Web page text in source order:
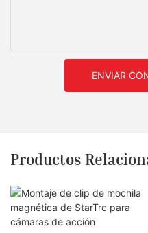
ENVIAR
Productos